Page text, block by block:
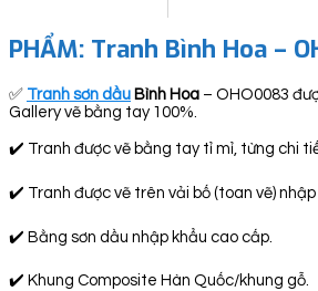
PHẨM: Tranh Bình Hoa –
✅ Tranh sơn dầu Bình Hoa – OHO0083
Gallery vẽ bằng tay 100%.
✔️ Tranh được vẽ bằng tay tỉ mỉ, từng chi
✔️ Tranh được vẽ trên vải bố (toan vẽ) nhập
✔️ Bằng sơn dầu nhập khẩu cao cấp.
✔️ Khung Composite Hàn Quốc/khung gỗ.